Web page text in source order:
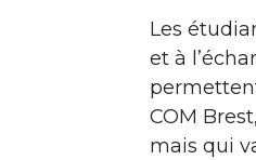
Les
et à
COM
mais qui